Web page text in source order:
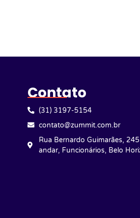
Contato
(31) 3197-5154
contato@zummit.com.br
Rua Bernardo Guimarães,
andar, Funcionários, Belo